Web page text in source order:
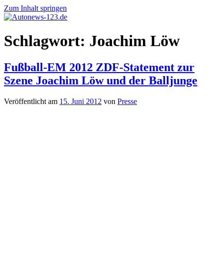
Zum Inhalt springen
Autonews-
123.de
Autonews
mit
Schlagwort: Joachim Löw
Fußball-EM 2012 ZDF-Statement zur
Szene Joachim Löw und der Balljunge
Veröffentlicht am 15. Juni 2012 von Presse